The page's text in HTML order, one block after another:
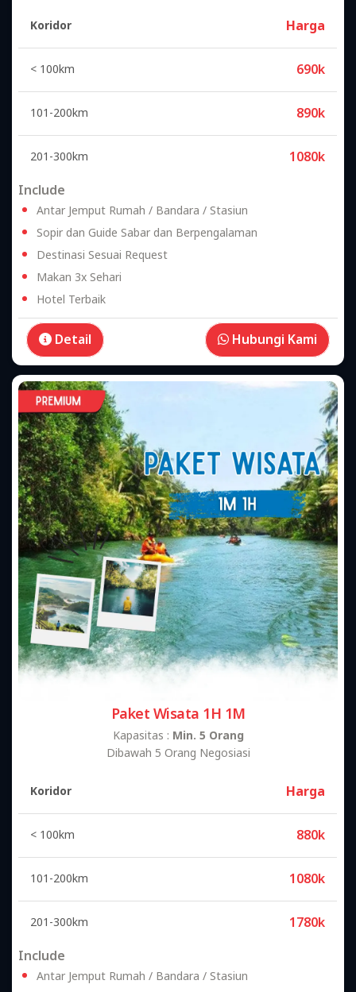
Koridor
Harga
< 100km 690k
101-200km 890k
201-300km
1080k
Include
Antar Jemput Rumah / Bandara / Stasiun
Sopir dan Guide Sabar dan Berpengalaman
Destinasi Sesuai Request
Makan 3x Sehari
Hotel Terbaik
Detail Hubungi Kami
Paket Wisata 1H 1M
Kapasitas : Min. 5 Orang
Dibawah 5 Orang Negosiasi
Koridor
Harga
< 100km 880k
101-200km 1080k
201-300km
1780k
Include
Antar Jemput Rumah / Bandara / Stasiun